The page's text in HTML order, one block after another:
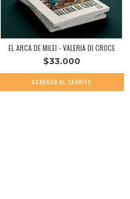
EL ARCA DE MILEI - VALERIA DI CROCE
$33.000